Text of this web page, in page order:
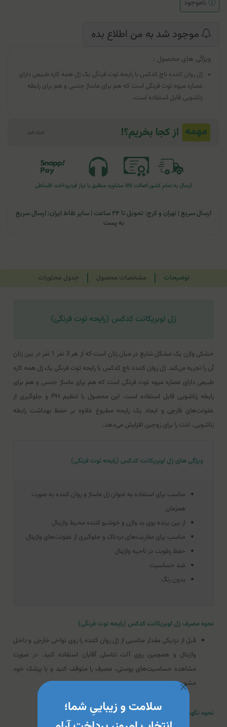
ناموجود
موجود شد به من اطلاع بده
ویژگی های محصول :
ژل روان کننده ناچ کدکس با رایحه توت فرنگی یک ژل همه کاره طبیعی دارای
عصاره میوه توت فرنگی است که هم برای ماساژ جنسی و هم برای رابطه
زناشویی قابل استفاده است.
ارسال به تمام کشوراصالت کالا مشاوره منطبق با نیاز فردپرداخت اقساطی
ارسال سریع | تهران و کرج: تحویل تا ۲۴ ساعت | سایر نقاط ایران: ارسال سریع
به پست
توضیحات مشخصات محصول جدول محتویات
ژل لوبریکانت کدکس (رایحه توت فرنگی)
خشکی واژن یک مشکل شایع در میان زنان است که از هر 3 نفر 1 نفر در بین زنان
آن را تجربه می‌کند. ژل روان کننده ناچ کدکس با رایحه توت فرنگی یک ژل همه کاره
طبیعی دارای عصاره میوه توت فرنگی است که هم برای ماساژ جنسی و هم برای
رابطه زناشویی قابل استفاده است. این محصول با تنظیم PH و جلوگیری از
عفونت‌های قارچی و ایجاد یک رایحه مطبوع علاوه بر حفظ بهداشت رابطه
زناشویی، لذت را برای زوجین افزایش می‌دهد.
ویژگی های ژل لوبریکانت کدکس (رایحه توت فرنگی)
مناسب برای استفاده به عنوان ژل ماساژ و روان کننده به صورت
همزمان
از بین برنده بوی بد واژن و خوشبو کننده محیط واژینال
مناسب برای مقاربت‌های دردناک و جلوگیری از عفونت‌های واژینال
حفظ رطوبت در ناحیه واژینال
ضد حساسیت
بدون رنگ
نحوه مصرف ژل لوبریکانت کدکس (رایحه توت فرنگی)
قبل از نزدیکی مقدار مناسبی از ژل روان کننده را روی نواحی خارجی و داخل
واژینال و همچنین روی آلت تناسلی آقایان استفاده کنید. در صورت
مشاهده حساسیت‌های پوستی، مصرف را متوقف کنید و با پزشک خود
مشورت کنید.
نحوه نگهداری ژل لوبریکانت کدکس (رایحه توت فرنگی)